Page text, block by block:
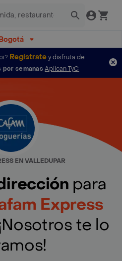
Regístratey disfruta de
por semanas Aplican TyC
EN VALLEDUPAR
para
Express
te lo